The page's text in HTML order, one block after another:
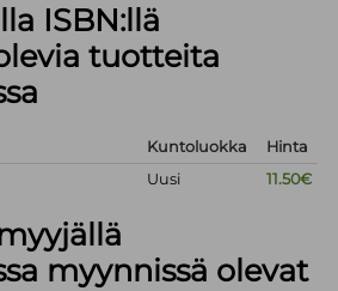
ISBN:llä
tuotteita
Kuntoluokka
Hinta
Uusi 11.50€
myynnissä olevat